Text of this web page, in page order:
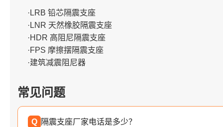
·LRB 铅芯隔震支座
·LNR 天然橡胶隔震支座
·HDR 高阻尼隔震支座
·FPS 摩擦摆隔震支座
·建筑减震阻尼器
常见问题
Q 隔震支座厂家电话是多少？